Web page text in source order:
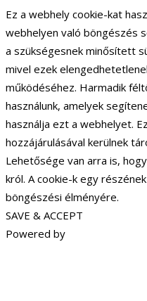
Ez a webhely cookie-kat
webhelyen való böngészés
a szükségesnek minősített
mivel ezek
működéséhez. Harmadik
használunk, amelyek
használja ezt a webhelyet.
hozzájárulásával kerülnek
Lehetősége van arra is,
król. A cookie-k egy
böngészési élményére.
SAVE & ACCEPT
Powered by